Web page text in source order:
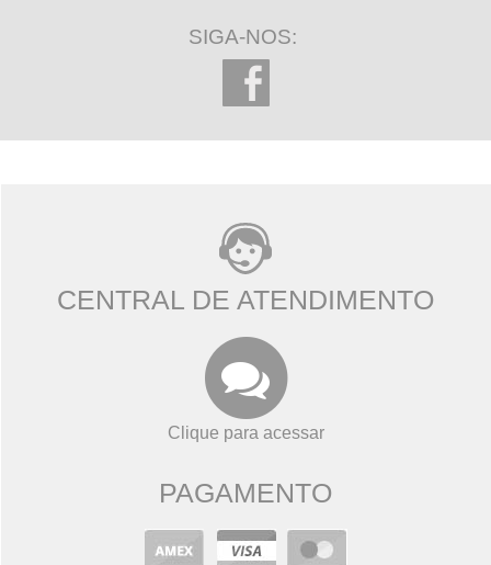
SIGA-NOS:
CENTRAL DE ATENDIMENTO
Clique para acessar
PAGAMENTO